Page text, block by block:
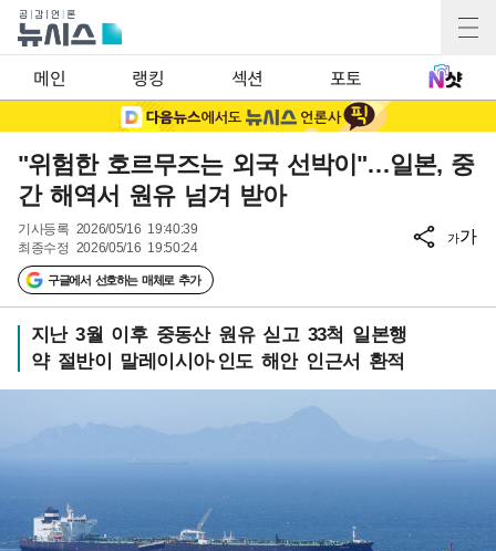
메인 랭킹 섹션 포토
"위험한 호르무즈는 외국 선박이"…일본, 중
간 해역서 원유 넘겨 받아
기사등록 2026/05/16 19:40:39
최종수정 2026/05/16 19:50:24
구글에서 선호하는 매체로 추가
가가
지난 3월 이후 중동산 원유 싣고 33척 일본행
약 절반이 말레이시아·인도 해안 인근서 환적